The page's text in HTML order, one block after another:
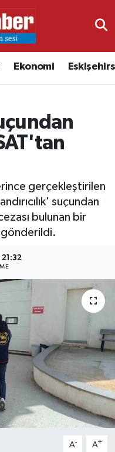
Ekonomi
gerçekleştirilen
suçundan
bulunan bir
gönderildi.
A- A+
Fikstür